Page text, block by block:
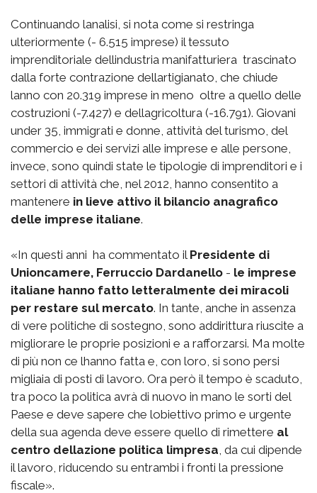
Continuando lanalisi, si nota come si restringa
ulteriormente (- 6.515 imprese) il tessuto
imprenditoriale dellindustria manifatturiera  trascinato
dalla forte contrazione dellartigianato, che chiude
lanno con 20.319 imprese in meno  oltre a quello delle
costruzioni (-7.427) e dellagricoltura (-16.791). Giovani
under 35, immigrati e donne, attività del turismo, del
commercio e dei servizi alle imprese e alle persone,
invece, sono quindi state le tipologie di imprenditori e i
settori di attività che, nel 2012, hanno consentito a
mantenere in lieve attivo il bilancio anagrafico
delle imprese italiane.
«In questi anni  ha commentato il Presidente di
Unioncamere, Ferruccio Dardanello - le imprese
italiane hanno fatto letteralmente dei miracoli
per restare sul mercato. In tante, anche in assenza
di vere politiche di sostegno, sono addirittura riuscite a
migliorare le proprie posizioni e a rafforzarsi. Ma molte
di più non ce lhanno fatta e, con loro, si sono persi
migliaia di posti di lavoro. Ora però il tempo è scaduto,
tra poco la politica avrà di nuovo in mano le sorti del
Paese e deve sapere che lobiettivo primo e urgente
della sua agenda deve essere quello di rimettere al
centro dellazione politica limpresa , da cui dipende
il lavoro, riducendo su entrambi i fronti la pressione
fiscale».